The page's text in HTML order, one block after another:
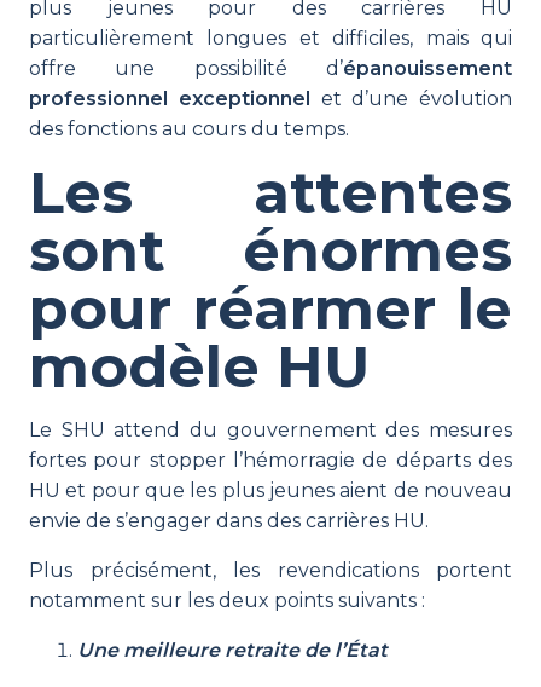
plus jeunes pour des carrières HU
particulièrement longues et difficiles, mais qui
offre une possibilité d’épanouissement
professionnel exceptionnel et d’une évolution
des fonctions au cours du temps.
Les attentes
sont énormes
pour réarmer le
modèle HU
Le SHU attend du gouvernement des mesures
fortes pour stopper l’hémorragie de départs des
HU et pour que les plus jeunes aient de nouveau
envie de s’engager dans des carrières HU.
Plus précisément, les revendications portent
notamment sur les deux points suivants :
Une meilleure retraite de l’État